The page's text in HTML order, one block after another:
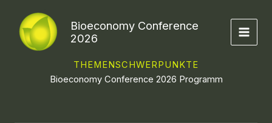
Inhalt
springen
Bioeconomy Conference
2026
THEMENSCHWERPUNKTE
Bioeconomy Conference 2026 Programm